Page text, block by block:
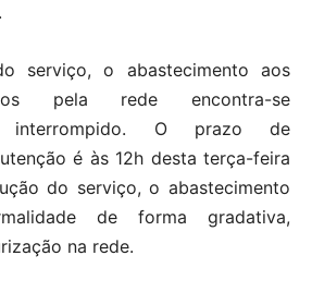
serviço, o abastecimento aos
pela rede encontra-se
interrompido. O prazo de
é às 12h desta terça-feira
do serviço, o abastecimento
de forma gradativa,
na rede.